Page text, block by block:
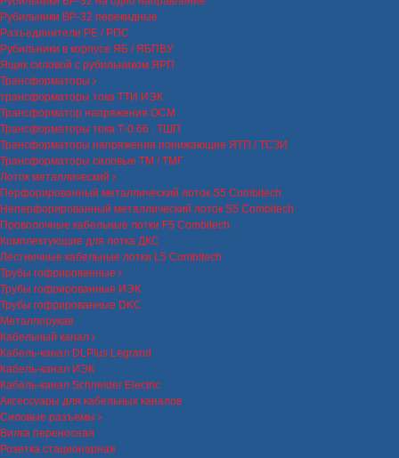
Рубильники ВР-32 перекидные
Разъединители РЕ / РПС
Рубильники в корпусе ЯБ / ЯБПВУ
Ящик силовой с рубильником ЯРП
Трансформаторы
трансформаторы тока ТТИ ИЭК
Трансформатор напряжения ОСМ
Трансформаторы тока Т-0.66 , ТШП
Трансформаторы напряжения понижающие ЯТП / ТСЗИ
Трансформаторы силовые ТМ / ТМГ
Лоток металлический
Перфорированный металлический лоток S5 Combitech
Неперфорированный металлический лоток S5 Combitech
Проволочные кабельные лотки F5 Combitech
Комплектующие для лотка ДКС
Лестничные кабельные лотки L5 Combitech
Трубы гофрированные
Трубы гофрированные ИЭК
Трубы гофрированные DKC
Металлорукав
Кабельный канал
Кабель-канал DLPlus Legrand
Кабель-канал ИЭК
Кабель-канал Schneider Electric
Аксессуары для кабельных каналов
Силовые разъемы
Вилка переносная
Розетка стационарная